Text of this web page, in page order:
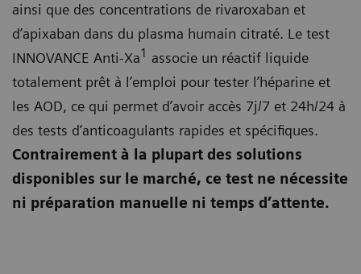
ainsi que des concentrations de rivaroxaban et
d’apixaban dans du plasma humain citraté. Le test
INNOVANCE Anti-Xa1 associe un réactif liquide
totalement prêt à l’emploi pour tester l’héparine et
les AOD, ce qui permet d’avoir accès 7j/7 et 24h/24 à
des tests d’anticoagulants rapides et spécifiques.
Contrairement à la plupart des solutions
disponibles sur le marché, ce test ne nécessite
ni préparation manuelle ni temps d’attente.